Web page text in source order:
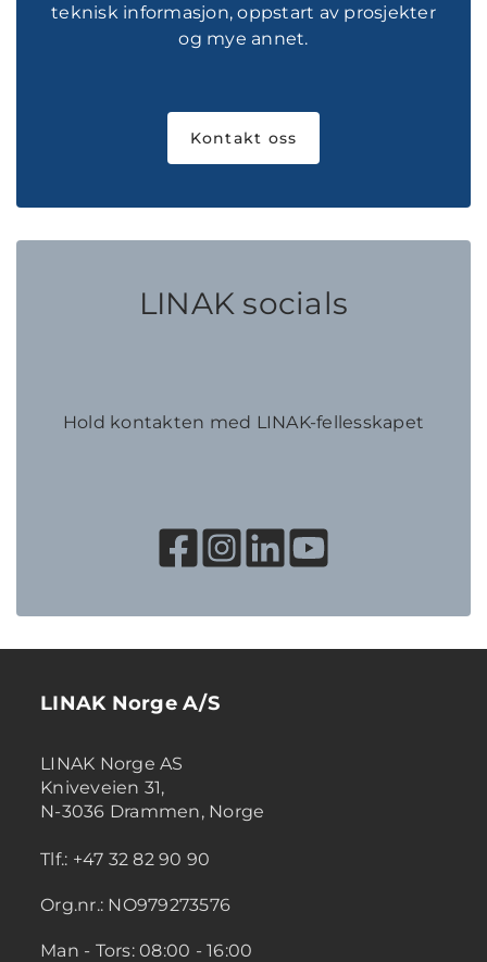
teknisk informasjon, oppstart av prosjekter
og mye annet.
Kontakt oss
LINAK socials
Hold kontakten med LINAK-fellesskapet
LINAK Norge A/S
LINAK Norge AS
Kniveveien 31,
N-3036 Drammen, Norge
Tlf.: +47 32 82 90 90
Org.nr.: NO979273576
Man - Tors: 08:00 - 16:00